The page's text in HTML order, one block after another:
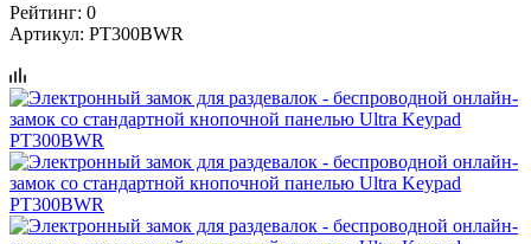
Рейтинг: 0
Артикул: PT300BWR